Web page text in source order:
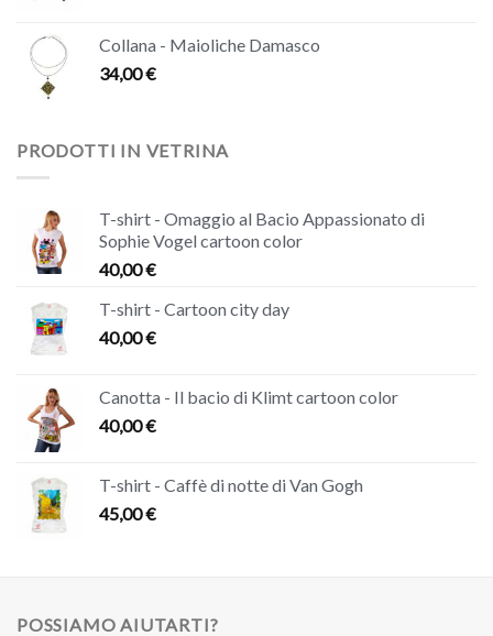
Collana - Maioliche Damasco
34,00€
PRODOTTI IN VETRINA
T-shirt - Omaggio al Bacio Appassionato di
Sophie Vogel cartoon color
40,00€
T-shirt - Cartoon city day
40,00€
Canotta - Il bacio di Klimt cartoon color
40,00€
T-shirt - Caffè di notte di Van Gogh
45,00€
POSSIAMO AIUTARTI?